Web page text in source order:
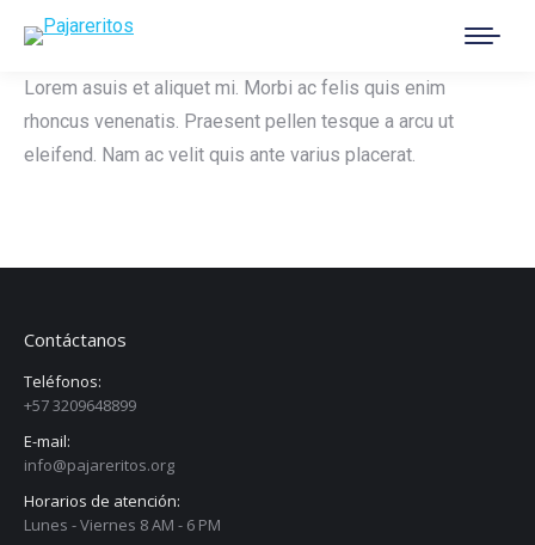
Lorem asuis et aliquet mi. Morbi ac felis quis enim
rhoncus venenatis. Praesent pellen tesque a arcu ut
eleifend. Nam ac velit quis ante varius placerat.
Contáctanos
Teléfonos:
+57 3209648899
E-mail:
info@pajareritos.org
Horarios de atención:
Lunes - Viernes 8 AM - 6 PM